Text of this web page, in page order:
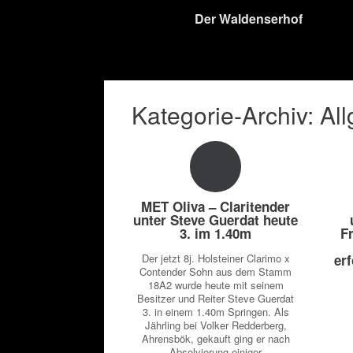
Der Waldenserhof
Kategorie-Archiv:
MET Oliva – Claritender
unter Steve Guerdat heute
3. im 1.40m
Der jetzt 8j. Holsteiner Clarimo x
Contender Sohn aus dem Stamm
18A2 wurde heute mit seinem
Besitzer und Reiter Steve Guerdat
3. in einem 1.40m Springen. Als
Jährling bei Volker Redderberg,
Ahrensbök, gekauft ging er nach